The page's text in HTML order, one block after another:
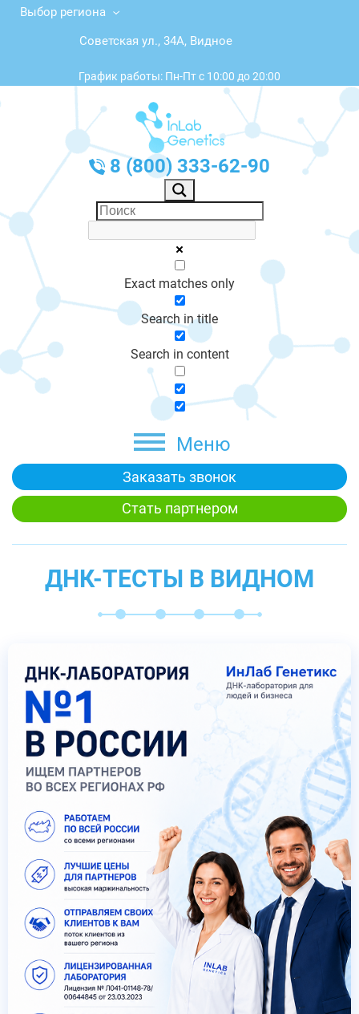
Выбор региона
Советская ул., 34А, Видное
График работы: Пн-Пт с 10:00 до 20:00
8 (800) 333-62-90
Exact matches only
Search in title
Search in content
Меню
Заказать звонок
Стать партнером
ДНК-ТЕСТЫ В ВИДНОМ